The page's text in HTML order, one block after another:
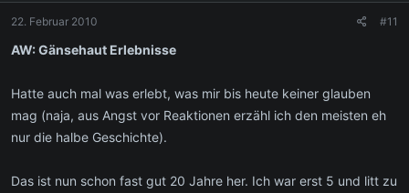
22. Februar 2010 #11
AW: Gänsehaut Erlebnisse
Hatte auch mal was erlebt, was mir bis heute keiner glauben
mag (naja, aus Angst vor Reaktionen erzähl ich den meisten eh
nur die halbe Geschichte).
Das ist nun schon fast gut 20 Jahre her. Ich war erst 5 und litt zu